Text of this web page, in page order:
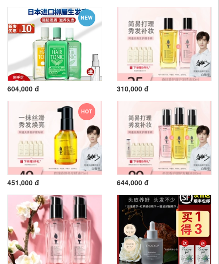
NEW
604,000 đ 310,000 đ
HOT
451,000 đ 644,000 đ